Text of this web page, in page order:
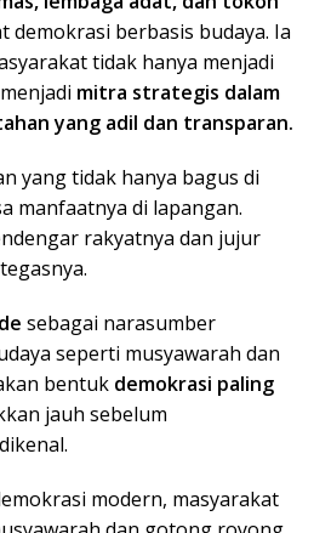
demokrasi berbasis budaya. Ia
tidak hanya menjadi
mitra strategis dalam
yang adil dan transparan.
yang tidak hanya bagus di
manfaatnya di lapangan.
rakyatnya dan jujur
sebagai narasumber
seperti musyawarah dan
bentuk demokrasi paling
jauh sebelum
dikenal.
modern, masyarakat